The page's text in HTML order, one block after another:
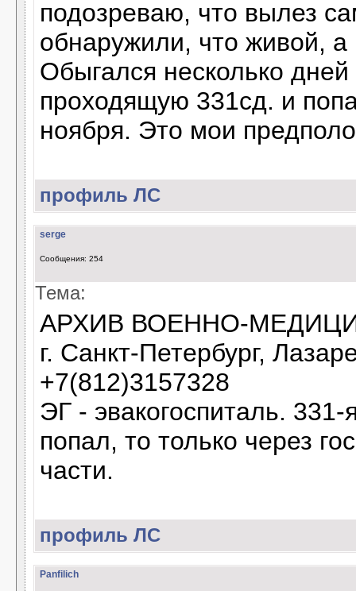
подозреваю, что вылез
обнаружили, что живой,
Обыгался несколько дней
проходящую 331сд. и
ноября. Это мои
профиль ЛС
serge
Сообщения: 254
Тема:
АРХИВ ВОЕННО-
г. Санкт-Петербург,
+7(812)3157328
ЭГ - эвакогоспиталь.
попал, то только через
части.
профиль ЛС
Panfilich